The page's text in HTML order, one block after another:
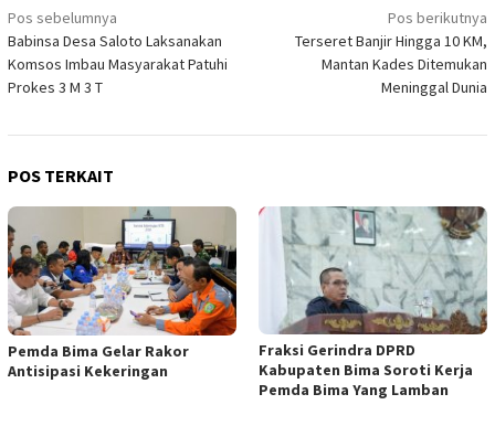
Navigasi
pos
Pos sebelumnya
Babinsa Desa Saloto Laksanakan
Komsos Imbau Masyarakat Patuhi
Prokes 3 M 3 T
Pos berikutnya
Terseret Banjir Hingga 10 KM,
Mantan Kades Ditemukan
Meninggal Dunia
POS TERKAIT
Pemda Bima Gelar Rakor
Antisipasi Kekeringan
Fraksi Gerindra DPRD
Kabupaten Bima Soroti Kerja
Pemda Bima Yang Lamban